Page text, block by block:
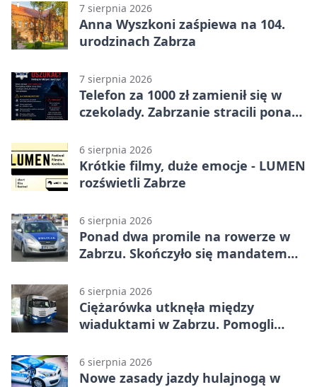
7 sierpnia 2026
Anna Wyszkoni zaśpiewa na 104.
urodzinach Zabrza
7 sierpnia 2026
Telefon za 1000 zł zamienił się w
czekolady. Zabrzanie stracili ponad
6 sierpnia 2026
Krótkie filmy, duże emocje - LUMEN
rozświetli Zabrze
6 sierpnia 2026
Ponad dwa promile na rowerze w
Zabrzu. Skończyło się mandatem
6 sierpnia 2026
Ciężarówka utknęła między
wiaduktami w Zabrzu. Pomogli
6 sierpnia 2026
Nowe zasady jazdy hulajnogą w